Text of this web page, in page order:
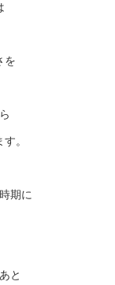
を
。
期に
と